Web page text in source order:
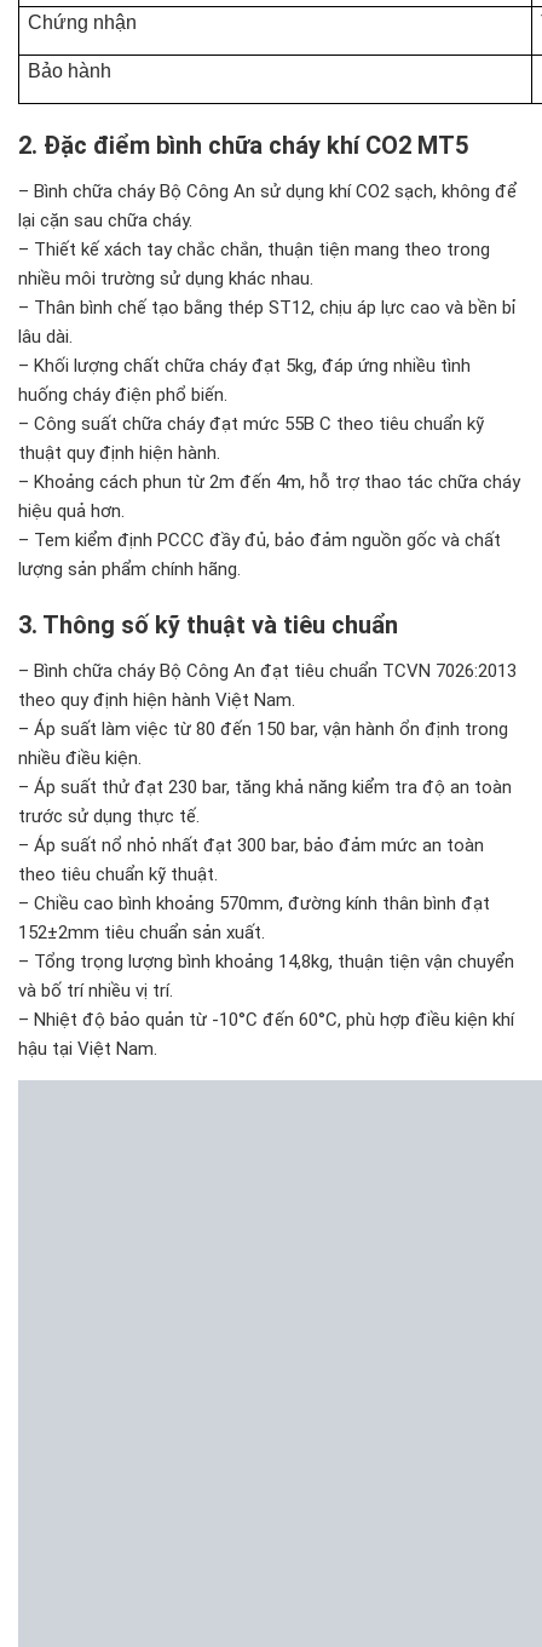
Chứng nhận
Bảo hành
2. Đặc điểm bình chữa cháy khí CO2 MT5
– Bình chữa cháy Bộ Công An sử dụng khí CO2 sạch, không để
lại cặn sau chữa cháy.
– Thiết kế xách tay chắc chắn, thuận tiện mang theo trong
nhiều môi trường sử dụng khác nhau.
– Thân bình chế tạo bằng thép ST12, chịu áp lực cao và bền bỉ
lâu dài.
– Khối lượng chất chữa cháy đạt 5kg, đáp ứng nhiều tình
huống cháy điện phổ biến.
– Công suất chữa cháy đạt mức 55B C theo tiêu chuẩn kỹ
thuật quy định hiện hành.
– Khoảng cách phun từ 2m đến 4m, hỗ trợ thao tác chữa cháy
hiệu quả hơn.
– Tem kiểm định PCCC đầy đủ, bảo đảm nguồn gốc và chất
lượng sản phẩm chính hãng.
3. Thông số kỹ thuật và tiêu chuẩn
– Bình chữa cháy Bộ Công An đạt tiêu chuẩn TCVN 7026:2013
theo quy định hiện hành Việt Nam.
– Áp suất làm việc từ 80 đến 150 bar, vận hành ổn định trong
nhiều điều kiện.
– Áp suất thử đạt 230 bar, tăng khả năng kiểm tra độ an toàn
trước sử dụng thực tế.
– Áp suất nổ nhỏ nhất đạt 300 bar, bảo đảm mức an toàn
theo tiêu chuẩn kỹ thuật.
– Chiều cao bình khoảng 570mm, đường kính thân bình đạt
152±2mm tiêu chuẩn sản xuất.
– Tổng trọng lượng bình khoảng 14,8kg, thuận tiện vận chuyển
và bố trí nhiều vị trí.
– Nhiệt độ bảo quản từ -10°C đến 60°C, phù hợp điều kiện khí
hậu tại Việt Nam.